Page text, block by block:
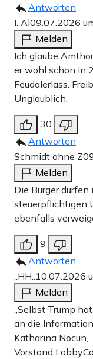
Antworten
I. Al09.07.2026
Melden
Ich glaube
er wohl schon in
Feudalerlass.
Unglaublich.
30
Antworten
Schmidt ohne Z
Melden
Die Bürger
steuerpflichtigen
ebenfalls
9
Antworten
..HH.. 10.07.2026
Melden
„Selbst Trump
an die
Katharina Nocun,
Vorstand